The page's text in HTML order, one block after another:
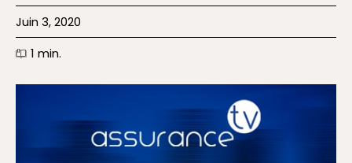
Juin 3, 2020
1 min.